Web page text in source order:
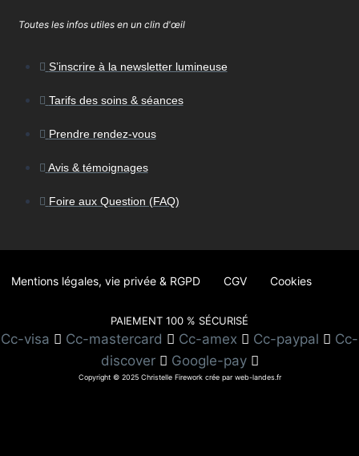
Toutes les infos utiles en un clin d'œil
S’inscrire à la newsletter lumineuse
Tarifs des soins & séances
Prendre rendez-vous
Avis & témoignages
Foire aux Question (FAQ)
Mentions légales, vie privée & RGPD CGV Cookies
PAIEMENT 100 % SÉCURISÉ
Cc-visa Cc-mastercard Cc-amex Cc-paypal
Cc-
discover
Google-pay
Copyright © 2025 Christelle Firework crée par web-landes.fr